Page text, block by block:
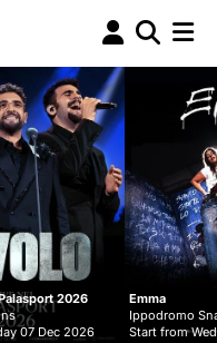
Emma
Ippodromo Snai - San Siro
Start from Wednesday 09 Sep 2026